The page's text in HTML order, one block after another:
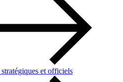
et officiels